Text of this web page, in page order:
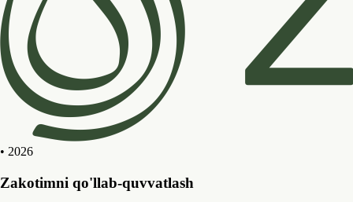
• 2026
Zakotimni qo'llab-quvvatlash